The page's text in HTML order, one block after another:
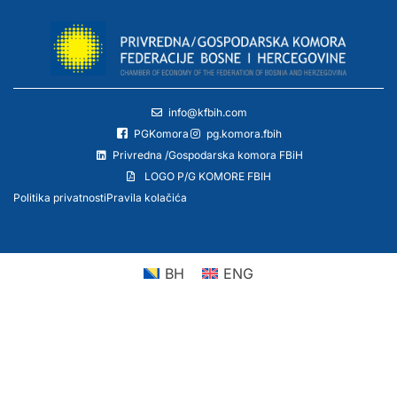
info@kfbih.com
PGKomora
pg.komora.fbih
Privredna /Gospodarska komora FBiH
LOGO P/G KOMORE FBIH
Politika privatnostiPravila kolačića
BH ENG